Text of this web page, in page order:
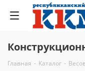
Главная - Каталог -